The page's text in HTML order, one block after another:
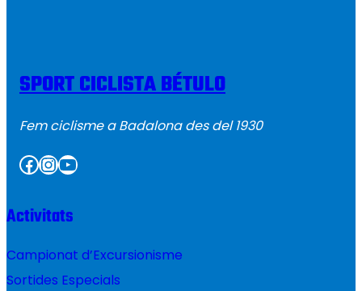
SPORT CICLISTA BÉTULO
Fem ciclisme a Badalona des del 1930
Facebook InstagramYouTube
Activitats
Campionat d’Excursionisme
Sortides Especials